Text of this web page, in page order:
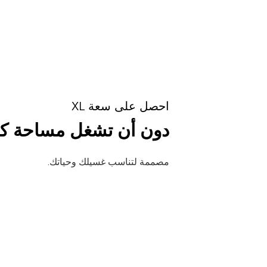
احصل على سعة XL
دون أن تشغل مساحة
مصممة لتناسب غسيلك وحياتك.